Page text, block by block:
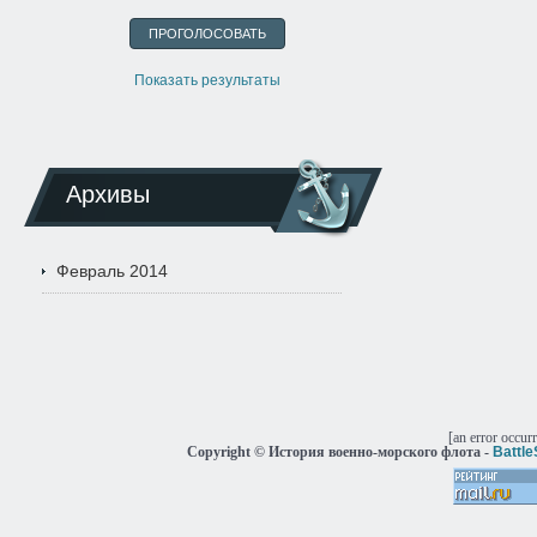
Показать результаты
Архивы
Февраль 2014
[an error
Copyright © История военно-морского флота -